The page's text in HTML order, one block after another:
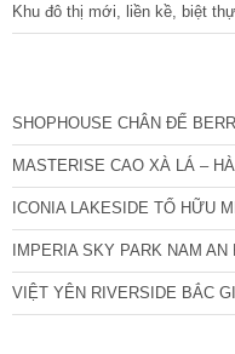
Khu đô thị mới, liền kề, biệt thự
SHOPHOUSE CHÂN ĐẾ
MASTERISE CAO XÀ LÁ –
ICONIA LAKESIDE TỐ HỮU
IMPERIA SKY PARK NAM AN
VIỆT YÊN RIVERSIDE BẮC